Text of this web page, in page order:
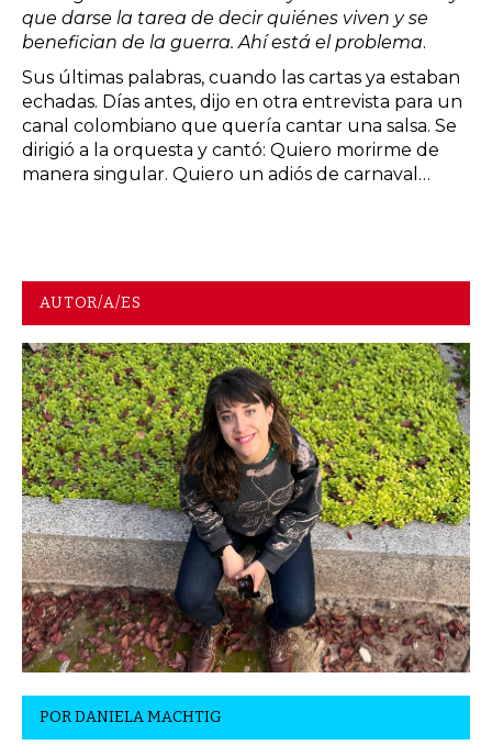
que darse la tarea de decir quiénes viven y se
benefician de la guerra. Ahí está el problema.
Sus últimas palabras, cuando las cartas ya estaban
echadas. Días antes, dijo en otra entrevista para un
canal colombiano que quería cantar una salsa. Se
dirigió a la orquesta y cantó: Quiero morirme de
manera singular. Quiero un adiós de carnaval…
AUTOR/A/ES
PORDANIELA MACHTIG